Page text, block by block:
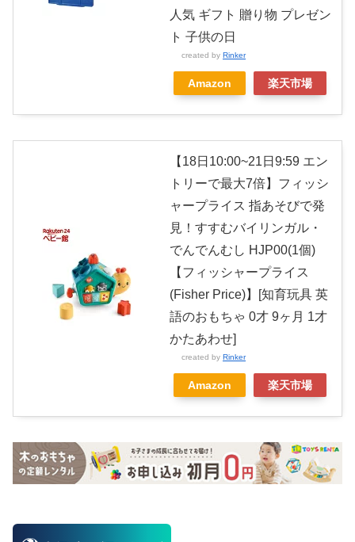
人気 ギフト 贈り物 プレゼン
ト 子供の日
created by Rinker
Amazon 楽天市場
【18日10:00~21日9:59 エン
トリーで最大7倍】フィッシ
ャープライス 指あそびで発
見！すすむバイリンガル・
でんでんむし HJP00(1個)
【フィッシャープライス
(Fisher Price)】[知育玩具 英
語のおもちゃ 0才 9ヶ月 1才
かたあわせ]
created by Rinker
Amazon 楽天市場